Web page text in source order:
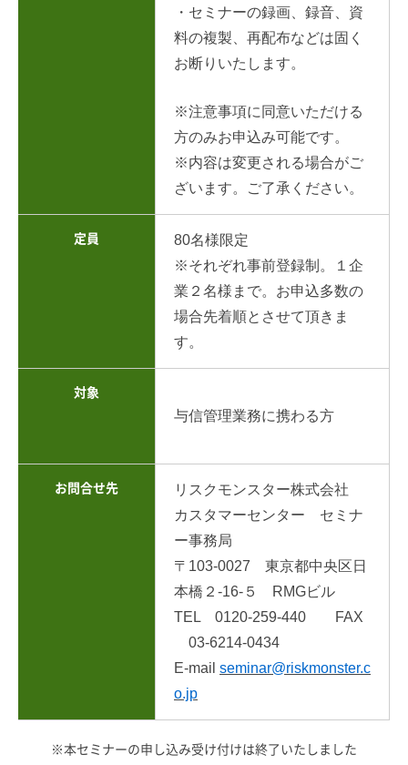
・セミナーの録画、録音、資
料の複製、再配布などは固く
お断りいたします。
※注意事項に同意いただける
方のみお申込み可能です。
※内容は変更される場合がご
ざいます。ご了承ください。
定員
80名様限定
※それぞれ事前登録制。１企
業２名様まで。お申込多数の
場合先着順とさせて頂きま
す。
対象
与信管理業務に携わる方
お問合せ先
リスクモンスター株式会社
カスタマーセンター セミナ
ー事務局
〒103-0027 東京都中央区日
本橋２-16-５ RMGビル
TEL 0120-259-440 FAX
03-6214-0434
E-mail seminar@riskmonster.c
o.jp
※本セミナーの申し込み受け付けは終了いたしました